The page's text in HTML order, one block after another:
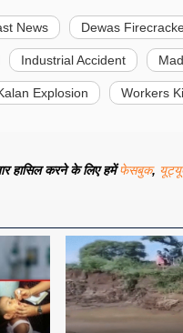
News Dewas
Industrial Accident
Explosion Workers
हासिल करने के लिए हमेंफेसबुक,